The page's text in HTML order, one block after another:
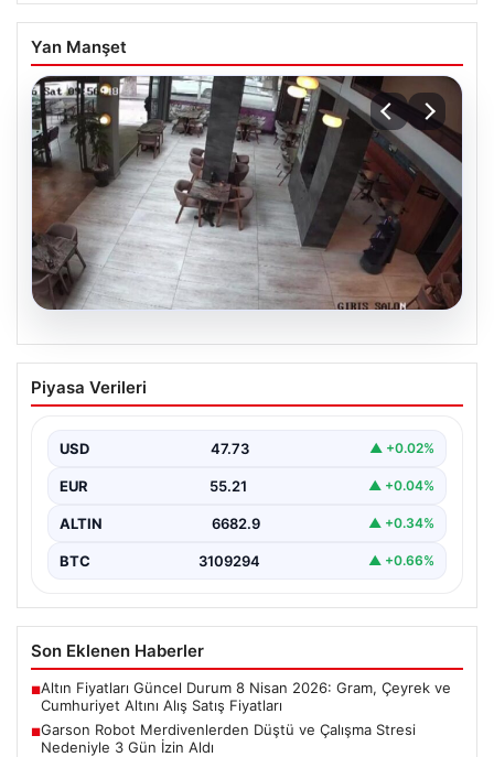
Yan Manşet
Garson Robot Merdivenlerden Düştü ve
Çalışma Stresi Nedeniyle 3 Gün İzin
Amasya'da faaliyet gösteren bir restoranda görev
gündeme…
Piyasa Verileri
USD 47.73 ▲ +0.02%
EUR 55.21 ▲ +0.04%
ALTIN 6682.9 ▲ +0.34%
BTC 3109294 ▲ +0.66%
Son Eklenen Haberler
■Altın Fiyatları Güncel Durum 8 Nisan 2026: Gram, Çeyrek ve
Cumhuriyet Altını Alış Satış Fiyatları
■Garson Robot Merdivenlerden Düştü ve Çalışma Stresi
Nedeniyle 3 Gün İzin Aldı